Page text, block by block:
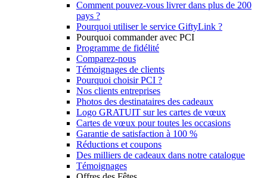
Comment pouvez-vous livrer dans plus de 200
pays ?
Pourquoi utiliser le service GiftyLink ?
Pourquoi commander avec PCI
Programme de fidélité
Comparez-nous
Témoignages de clients
Pourquoi choisir PCI ?
Nos clients entreprises
Photos des destinataires des cadeaux
Logo GRATUIT sur les cartes de vœux
Cartes de vœux pour toutes les occasions
Garantie de satisfaction à 100 %
Réductions et coupons
Des milliers de cadeaux dans notre catalogue
Témoignages